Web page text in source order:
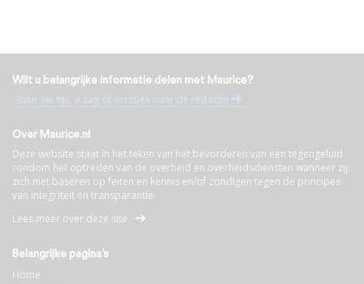
Wilt u belangrijke informatie delen met Maurice?
Stuur uw tip, vraag of verzoek naar de redactie
Over Maurice.nl
Deze website staat in het teken van het bevorderen van een tegengeluid
rondom het optreden van de overheid en overheidsdiensten wanneer zij
zich niet baseren op feiten en kennis en/of zondigen tegen de principes
van integriteit en transparantie.
Lees meer over deze site
Belangrijke pagina’s
Home